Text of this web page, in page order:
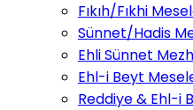
Fıkıh/Fıkhi
Sünnet/Hadis
Ehli Sünnet
Ehl-i Beyt
Reddiye & Ehl-i